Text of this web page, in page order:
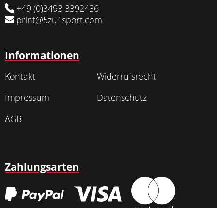
+49 (0)3493 3392436
print@5zu1sport.com
Informationen
Kontakt
Widerrufsrecht
Impressum
Datenschutz
AGB
Zahlungsarten